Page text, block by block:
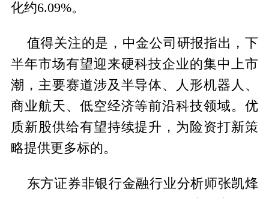
化约6.09%。
值得关注的是，中金公司研报指出，下
半年市场有望迎来硬科技企业的集中上市
潮，主要赛道涉及半导体、人形机器人、
商业航天、低空经济等前沿科技领域。优
质新股供给有望持续提升，为险资打新策
略提供更多标的。
东方证券非银行金融行业分析师张凯烽